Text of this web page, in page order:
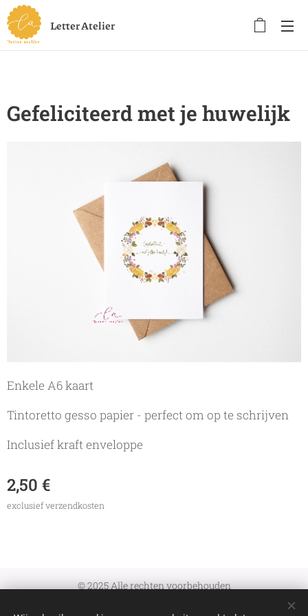
Letter Atelier
Gefeliciteerd met je huwelijk
Enkele A6 kaart
Tintoretto gesso papier - perfect om op te schrijven
Inclusief kraft enveloppe
2,50 €
exclusief verzendkosten
© 2025 Alle rechten voorbehouden